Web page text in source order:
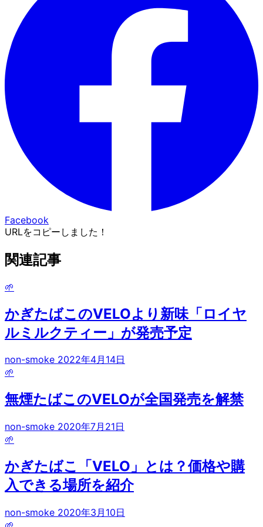
Facebook
URLをコピーしました！
関連記事
🌱
かぎたばこのVELOより新味「ロイヤ
ルミルクティー」が発売予定
non-smoke 2022年4月14日
🌱
無煙たばこのVELOが全国発売を解禁
non-smoke 2020年7月21日
🌱
かぎたばこ「VELO」とは？価格や購
入できる場所を紹介
non-smoke 2020年3月10日